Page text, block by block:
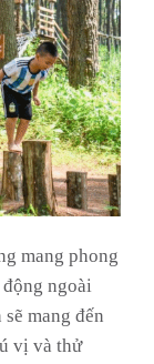
mang phong
ngoài
mang đến
vị và thử